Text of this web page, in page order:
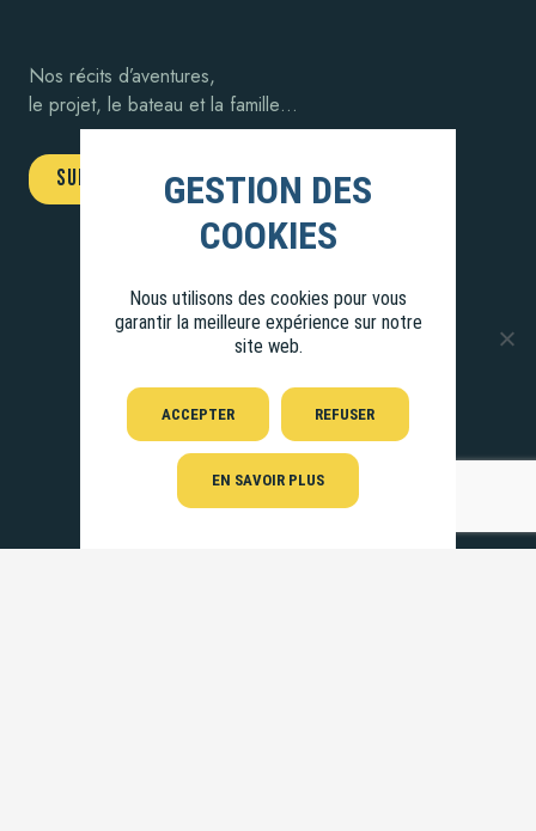
Nos récits d’aventures,
le projet, le bateau et la famille…
SUIVEZ-NOUS !
Nous utilisons des cookies pour vous
garantir la meilleure expérience sur notre
site web.
ACCEPTER REFUSER
EN SAVOIR PLUS